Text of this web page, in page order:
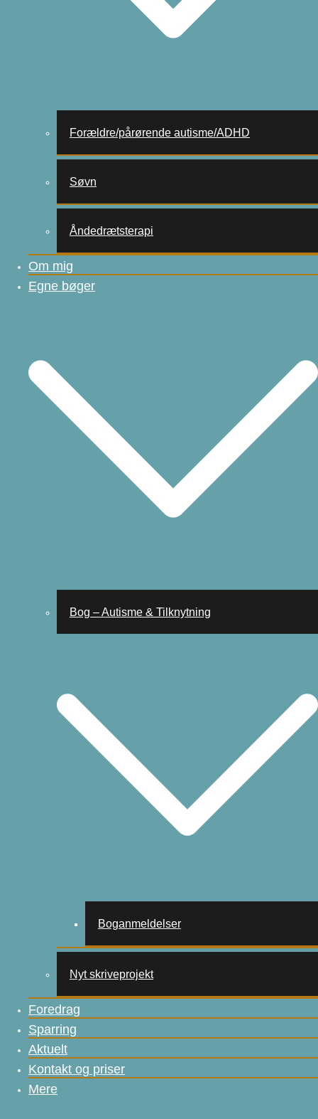
Forældre/pårørende autisme/ADHD
Søvn
Åndedrætsterapi
Om mig
Egne bøger
Bog – Autisme & Tilknytning
Boganmeldelser
Nyt skriveprojekt
Foredrag
Sparring
Aktuelt
Kontakt og priser
Mere